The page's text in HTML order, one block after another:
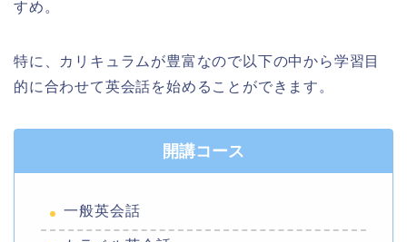
すめ。
特に、カリキュラムが豊富なので以下の中から学習目
的に合わせて英会話を始めることができます。
開講コース
一般英会話